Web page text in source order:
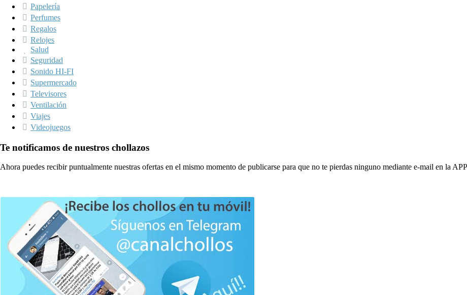
Papelería
Perfumes
Regalos
Relojes
Salud
Seguridad
Sonido HI-FI
Supermercado
Televisores
Ventilación
Viajes
Videojuegos
Te notificamos de nuestros chollazos
Ahora puedes recibir puntualmente nuestras ofertas en el mismo momento de publicarse para que no te pierdas ninguno mediante e-mail en la